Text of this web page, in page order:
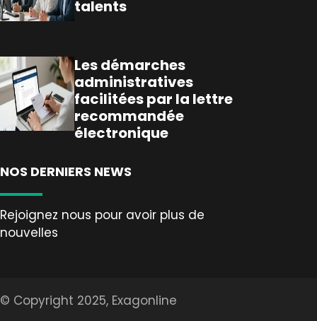
talents
Les démarches
administratives
facilitées par la lettre
recommandée
électronique
NOS DERNIERS NEWS
Rejoignez nous pour avoir plus de
nouvelles
© Copyright 2025, Exagonline